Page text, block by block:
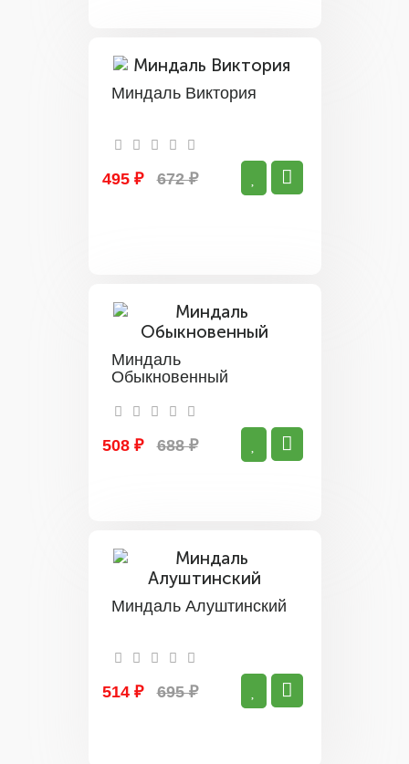
Миндаль Виктория
495 ₽ 672 ₽
Миндаль
Обыкновенный
508 ₽ 688 ₽
Миндаль Алуштинский
514 ₽ 695 ₽